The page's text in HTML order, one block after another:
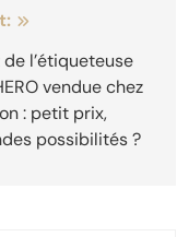
de l’étiqueteuse
vendue chez
: petit prix,
possibilités ?